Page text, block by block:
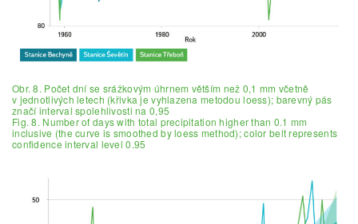
Obr. 8. Počet dní se srážkovým úhrnem větším než 0,1 mm včetně
v jednotlivých letech (křivka je vyhlazena metodou loess); barevný pás
značí interval spolehlivosti na 0,95
Fig. 8. Number of days with total precipitation higher than 0.1 mm
inclusive (the curve is smoothed by loess method); color belt represents
confidence interval level 0.95